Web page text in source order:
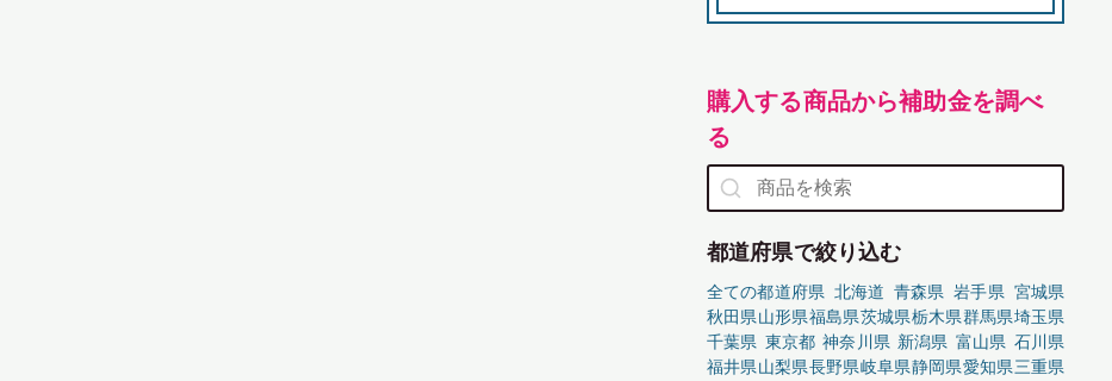
購入する商品から補助金を調べ
る
都道府県で絞り込む
全ての都道府県 北海道 青森県 岩手県 宮城県
秋田県山形県福島県茨城県栃木県群馬県埼玉県
千葉県 東京都 神奈川県 新潟県 富山県 石川県
福井県山梨県長野県岐阜県静岡県愛知県三重県